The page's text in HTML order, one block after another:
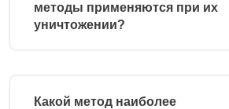
методы применяются при их
уничтожении?
Какой метод наиболее